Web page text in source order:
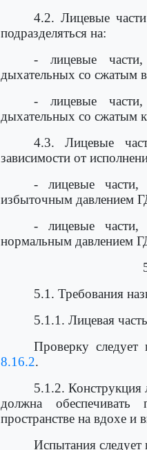
4.2. Лицевые
подразделяться на:
- лицевые части,
дыхательных со сжатым
- лицевые части,
дыхательных со сжатым
4.3. Лицевые
зависимости от
- лицевые части,
избыточным давлением
- лицевые части,
нормальным давлением
5.1. Требования
5.1.1. Лицевая
Проверку
8.16.2.
5.1.2. Конструкция
должна обеспечивать
пространстве на вдохе и
Испытания